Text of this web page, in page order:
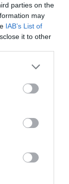
parties on the
may
IAB’s List of
it to other
more Google
may click to
party tags to
below Google